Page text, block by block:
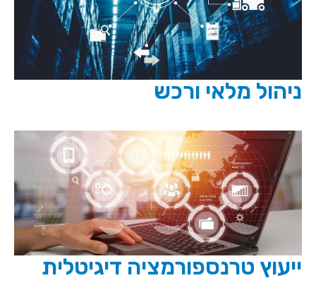
ניהול מלאי ורכש
ייעוץ טרנספורמציה דיגיטלית